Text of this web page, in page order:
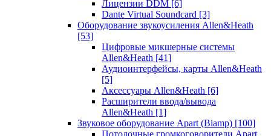
Лицензии DDM [6]
Dante Virtual Soundcard [3]
Оборудование звукоусиления Allen&Heath
[53]
Цифровые микшерные системы
Allen&Heath [41]
Аудиоинтерфейсы, карты Allen&Heath
[5]
Аксессуары Allen&Heath [6]
Расширители ввода/вывода
Allen&Heath [1]
Звуковое оборудование Apart (Biamp) [100]
Потолочные громкоговорители Apart